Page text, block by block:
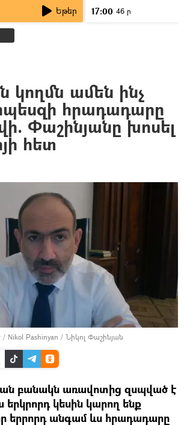
Եթեր 17:00 46 ր
կողմն ամեն ինչ
հրադադարը
Փաշինյանը խոսել
հետ
/ Nikol Pashinyan / Նիկոլ Փաշինյան
բանակն առավոտից զսպված է
երկրորդ կեսին կարող ենք
երրորդ անգամ ևս հրադադարը